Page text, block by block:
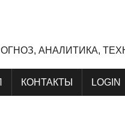
АНАЛИТИКА,
КОНТАКТЫ LOGIN